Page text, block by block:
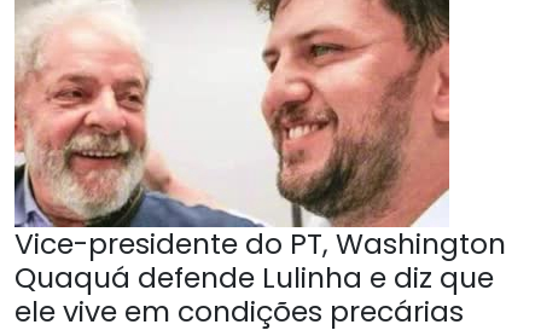
Vice-presidente do PT, Washington
Quaquá defende Lulinha e diz que
ele vive em condições precárias